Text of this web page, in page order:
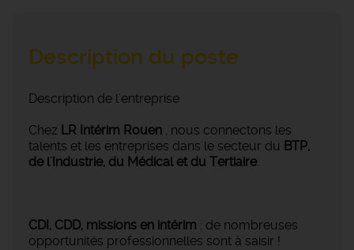
Description du poste
Description de l'entreprise
Chez LR Intérim Rouen , nous connectons les
talents et les entreprises dans le secteur du BTP,
de l'Industrie, du Médical et du Tertiaire.
CDI, CDD, missions en intérim : de nombreuses
opportunités professionnelles sont à saisir !